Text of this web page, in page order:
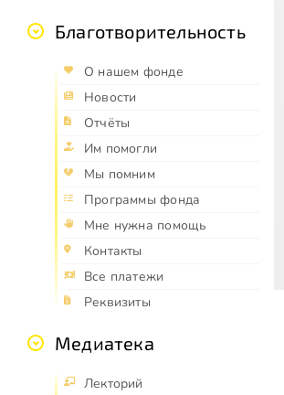
Благотворительность
О нашем фонде
Новости
Отчёты
Им помогли
Мы помним
Программы фонда
Мне нужна помощь
Контакты
Все платежи
Реквизиты
Медиатека
Лекторий